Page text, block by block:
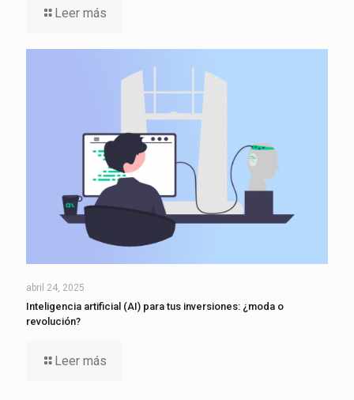
Leer más
abril 24, 2025
Inteligencia artificial (AI) para tus inversiones: ¿moda o
revolución?
Leer más